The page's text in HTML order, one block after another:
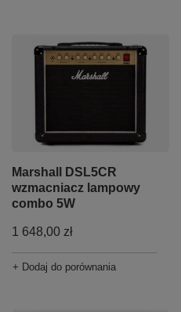
Marshall DSL5CR
wzmacniacz lampowy
combo 5W
1 648,00 zł
+ Dodaj do porównania